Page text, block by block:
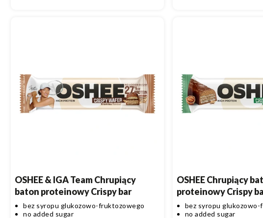
OSHEE & IGA Team Chrupiący
baton proteinowy Crispy bar
tiramisu 37 g
bez syropu glukozowo-fruktozowego
no added sugar
OSHEE Chrupiący
proteinowy Crispy
bez syropu
no added sugar